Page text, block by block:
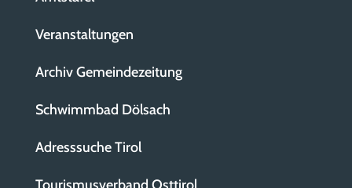
Veranstaltungen
Archiv Gemeindezeitung
Schwimmbad Dölsach
Adresssuche Tirol
Tourismusverband Osttirol